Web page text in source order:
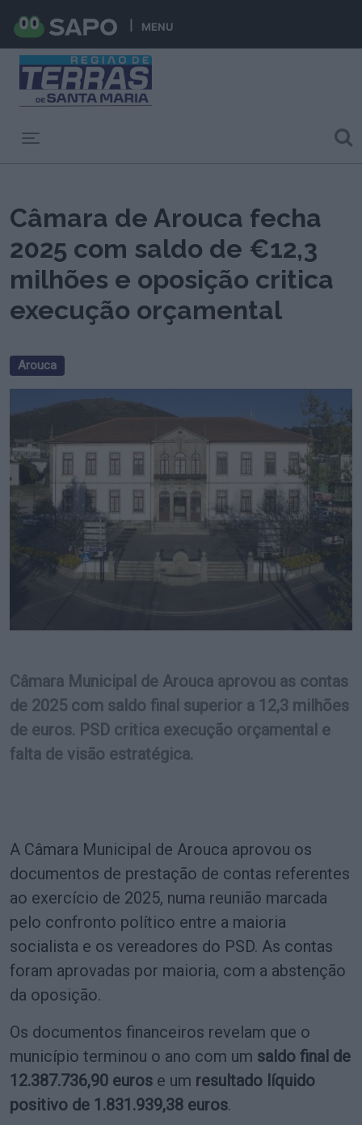
MENU
Câmara de Arouca fecha
2025 com saldo de €12,3
milhões e oposição critica
execução orçamental
Arouca
Câmara Municipal de Arouca aprovou as contas
de 2025 com saldo final superior a 12,3 milhões
de euros. PSD critica execução orçamental e
falta de visão estratégica.
A Câmara Municipal de Arouca aprovou os
documentos de prestação de contas referentes
ao exercício de 2025, numa reunião marcada
pelo confronto político entre a maioria
socialista e os vereadores do PSD. As contas
foram aprovadas por maioria, com a abstenção
da oposição.
Os documentos financeiros revelam que o
município terminou o ano com um saldo final de
12.387.736,90 euros e um resultado líquido
positivo de 1.831.939,38 euros.